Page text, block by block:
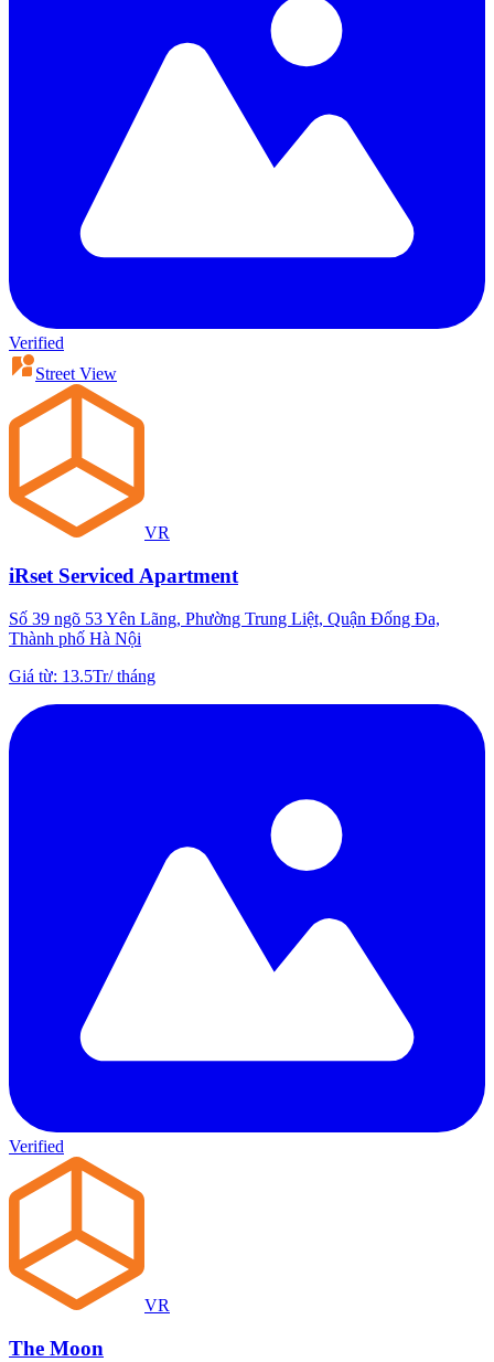
Verified
Street View
VR
iRset Serviced Apartment
Số 39 ngõ 53 Yên Lãng, Phường Trung Liệt, Quận Đống Đa,
Thành phố Hà Nội
Giá từ: 13.5Tr/tháng
Verified
VR
The Moon